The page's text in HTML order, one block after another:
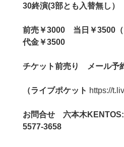
30終演(3部とも入替無し）
前売￥3000 当日￥3500
代金￥3500
チケット前売り メール予
（ライブポケット https://
お問合せ 六本木
5577-3658